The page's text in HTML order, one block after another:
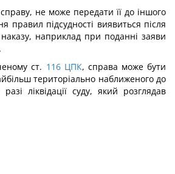
не може передати її до іншого
правил підсудності виявиться після
наприклад при поданні заяви
ст. 116 ЦПК, справа може бути
територіально наближеного до
ліквідації суду, який розглядав